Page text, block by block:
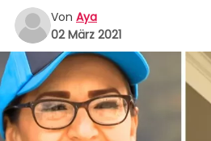
Von Aya
02 März 2021